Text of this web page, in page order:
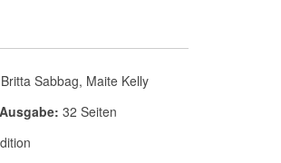
Britta Sabbag, Maite Kelly
32 Seiten